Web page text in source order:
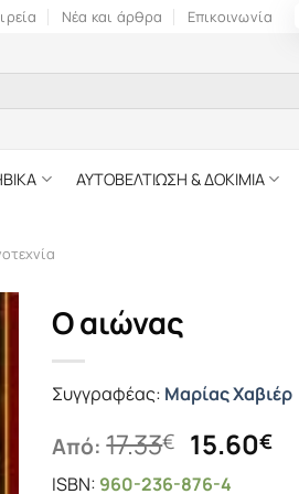
Νέα και άρθρα Επικοινωνία
ΑΥΤΟΒΕΛΤΙΩΣΗ & ΔΟΚΙΜΙΑ
Ο αιώνας
Συγγραφέας: Μαρίας Χαβιέρ
Από:17.33€ Original
price
15.60€Η
ISBN: 960-236-876-4